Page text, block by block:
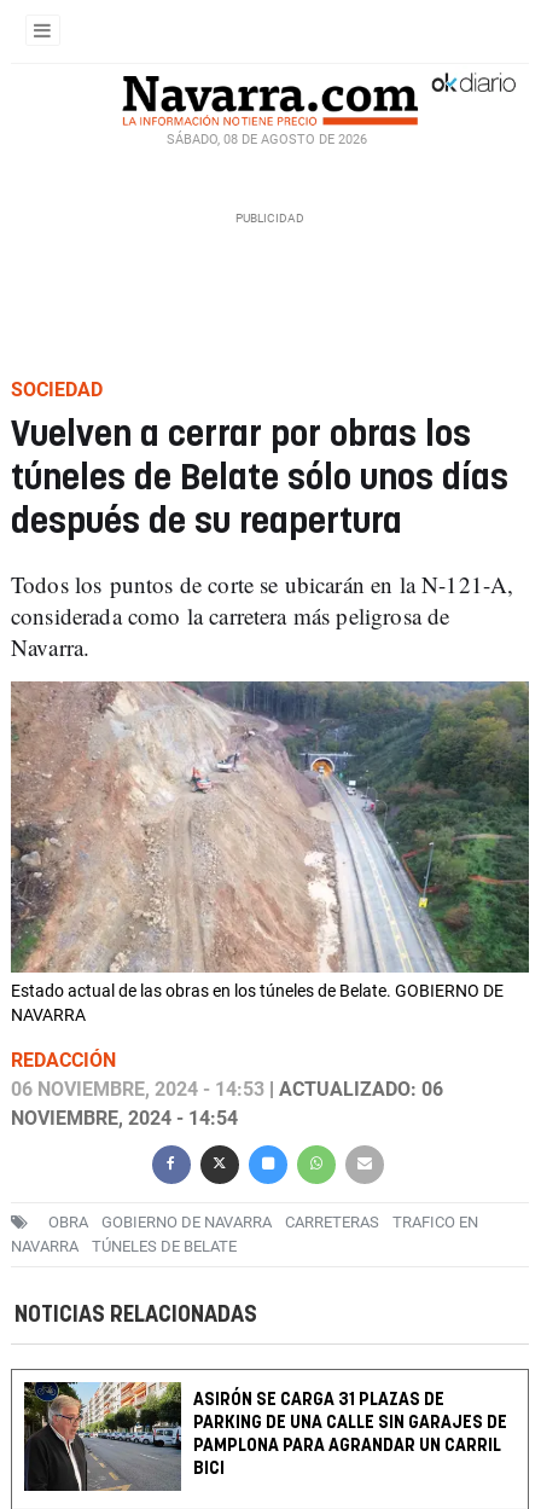
SÁBADO, 08 DE AGOSTO DE 2026
SOCIEDAD
Vuelven a cerrar por obras los
túneles de Belate sólo unos días
después de su reapertura
Todos los puntos de corte se ubicarán en la N-121-A,
considerada como la carretera más peligrosa de
Navarra.
Estado actual de las obras en los túneles de Belate. GOBIERNO DE
NAVARRA
REDACCIÓN
06 NOVIEMBRE, 2024 - 14:53 | ACTUALIZADO: 06
NOVIEMBRE, 2024 - 14:54
OBRA GOBIERNO DE NAVARRA CARRETERAS
TRAFICO EN
NAVARRA
TÚNELES DE BELATE
NOTICIAS RELACIONADAS
ASIRÓN SE CARGA 31 PLAZAS DE
PARKING DE UNA CALLE SIN GARAJES DE
PAMPLONA PARA AGRANDAR UN CARRIL
BICI